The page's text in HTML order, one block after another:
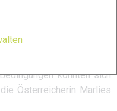
langen, zum Teil fast
900 Metern
konnten sich
Österreicherin Marlies